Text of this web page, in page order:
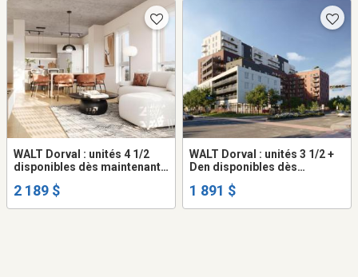
WALT Dorval : unités 4 1/2
disponibles dès maintenant !
louer - appartement /
2 189 $
WALT Dorval : unités 3 1/2 +
Den disponibles dès
appartement / logement à
1 891 $